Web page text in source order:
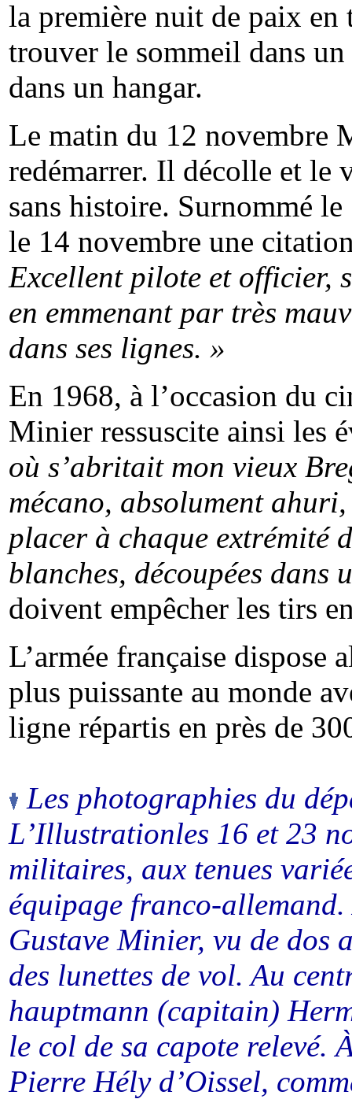
la première nuit de paix
trouver le sommeil dans
dans un hangar.
Le matin du 12 novembre
redémarrer. Il décolle et le
sans histoire. Surnommé
le 14 novembre une
Excellent pilote et officier,
en emmenant par très
dans ses lignes. »
En 1968, à l’occasion du
Minier ressuscite ainsi les
où s’abritait mon vieux
mécano, absolument
placer à chaque extrémité
blanches, découpées dans
doivent empêcher les tirs
L’armée française dispose
plus puissante au monde
ligne répartis en près de
Les photographies du
L’Illustrationles 16 et 23
militaires, aux tenues
équipage franco-
Gustave Minier, vu de dos
des lunettes de vol. Au
hauptmann (capitain)
le col de sa capote relevé.
Pierre Hélyd’Oissel,